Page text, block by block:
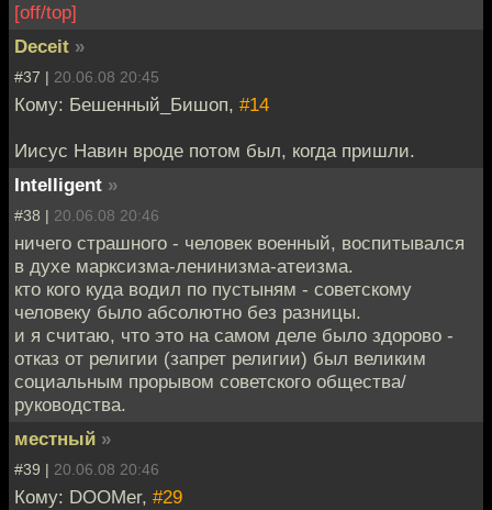
[off/top]
Deceit »
#37 | 20.06.08 20:45
Кому: Бешенный_Бишоп, #14
Иисус Навин вроде потом был, когда пришли.
Intelligent »
#38 | 20.06.08 20:46
ничего страшного - человек военный, воспитывался
в духе марксизма-ленинизма-атеизма.
кто кого куда водил по пустыням - советскому
человеку было абсолютно без разницы.
и я считаю, что это на самом деле было здорово -
отказ от религии (запрет религии) был великим
социальным прорывом советского общества/
руководства.
местный »
#39 | 20.06.08 20:46
Кому: DOOMer, #29